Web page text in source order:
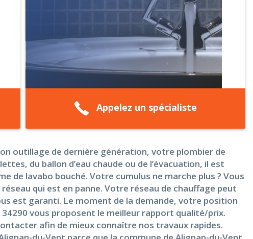
Appelez un spécialiste
outillage de dernière génération, votre plombier de
du ballon d’eau chaude ou de l’évacuation, il est
de lavabo bouché. Votre cumulus ne marche plus ? Vous
qui est en panne. Votre réseau de chauffage peut
est garanti. Le moment de la demande, votre position
vous proposent le meilleur rapport qualité/prix.
afin de mieux connaître nos travaux rapides.